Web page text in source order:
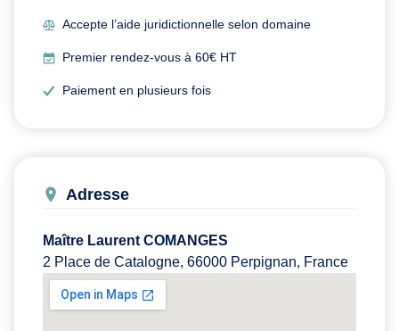
Accepte l’aide juridictionnelle selon domaine
Premier rendez-vous à 60€ HT
Paiement en plusieurs fois
Adresse
Maître Laurent COMANGES
2 Place de Catalogne, 66000 Perpignan, France